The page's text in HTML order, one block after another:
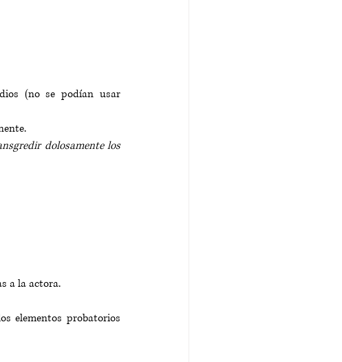
(no se podían usar
dolosamente los
a la actora.
elementos probatorios